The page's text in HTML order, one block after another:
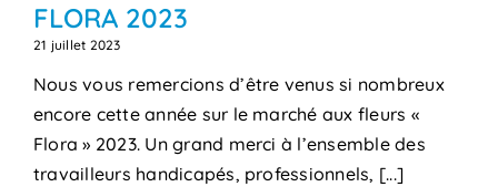
FLORA 2023
21 juillet 2023
Nous vous remercions d’être venus si nombreux
encore cette année sur le marché aux fleurs «
Flora » 2023. Un grand merci à l’ensemble des
travailleurs handicapés, professionnels, [...]